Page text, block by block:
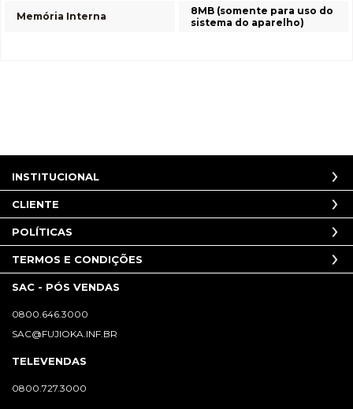
Memória Interna
8MB (somente para uso do
sistema do aparelho)
INSTITUCIONAL
CLIENTE
POLÍTICAS
TERMOS E CONDIÇÕES
SAC - PÓS VENDAS
0800.646.3000
SAC@FUJIOKA.INF.BR
TELEVENDAS
0800.727.3000